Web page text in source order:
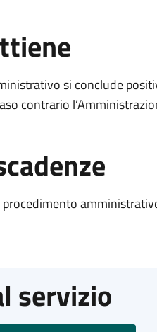
si conclude
contrario
servizio